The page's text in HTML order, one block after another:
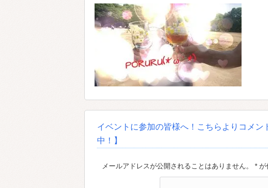
イベントに参加の皆様へ！こちらよりコメ
中！】
メールアドレスが公開されることはありません。 *